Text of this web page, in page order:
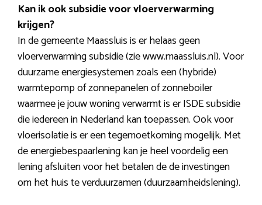
Kan ik ook subsidie voor vloerverwarming
krijgen?
In de gemeente Maassluis is er helaas geen
vloerverwarming subsidie (zie www.maassluis.nl). Voor
duurzame energiesystemen zoals een (hybride)
warmtepomp of zonnepanelen of zonneboiler
waarmee je jouw woning verwarmt is er ISDE subsidie
die iedereen in Nederland kan toepassen. Ook voor
vloerisolatie is er een tegemoetkoming mogelijk. Met
de energiebespaarlening kan je heel voordelig een
lening afsluiten voor het betalen de de investingen
om het huis te verduurzamen (duurzaamheidslening).